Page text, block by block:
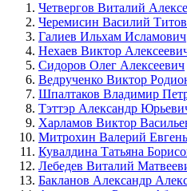
Четвергов Виталий
Черемисин Василий
Галиев Ильхам Исламович
Нехаев Виктор
Сидоров Олег Алексеевич
Ведрученко Виктор
Шпалтаков Владимир
Тэттэр Александр
Харламов Виктор
Митрохин Валерий
Кувалдина Татьяна
Лебедев Виталий
Бакланов Александр